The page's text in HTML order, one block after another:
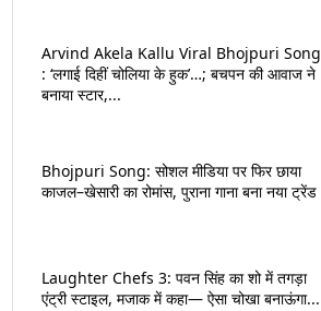
Arvind Akela Kallu Viral Bhojpuri Song
: ‘लगाई दिहीं चोलिया के हुक’…; बचपन की आवाज ने
बनाया स्टार,...
Bhojpuri Song: सोशल मीडिया पर फिर छाया
काजल–खेसारी का रोमांस, पुराना गाना बना नया ट्रेंड
Laughter Chefs 3: पवन सिंह का शो में तगड़ा
एंट्री स्टाइल, मजाक में कहा— ऐसा चोखा बनाऊंगा...